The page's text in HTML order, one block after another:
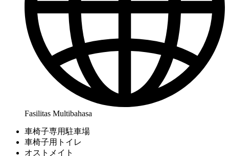
Fasilitas Multibahasa
車椅子専用駐車場
車椅子用トイレ
オストメイト